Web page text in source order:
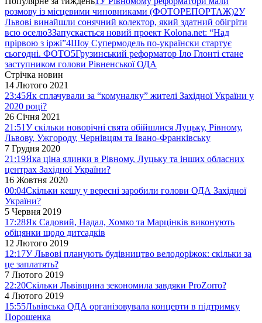
розмову із місцевими чиновниками (ФОТОРЕПОРТАЖ)2У
Львові винайшли сонячний колектор, який здатний обігріти
всю оселю3Запускається новий проект Kolona.net: “Над
прірвою з іржі”4Шоу Супермодель по-українски стартує
сьогодні. ФОТО5Грузинський реформатор Іло Глонті стане
заступником голови Рівненської ОДА
Стрічка новин
14 Лютого 2021
23:45Як сплачували за “комуналку” жителі Західної України у
2020 році?
26 Січня 2021
21:51У скільки новорічні свята обійшлися Луцьку, Рівному,
Львову, Ужгороду, Чернівцям та Івано-Франківську
7 Грудня 2020
21:19Яка ціна ялинки в Рівному, Луцьку та інших обласних
центрах Західної України?
16 Жовтня 2020
00:04Скільки кешу у вересні заробили голови ОДА Західної
України?
5 Червня 2019
17:28Як Садовий, Надал, Хомко та Марцінків виконують
обіцянки щодо дитсадків
12 Лютого 2019
12:17У Львові планують будівництво велодоріжок: скільки за
це заплатять?
7 Лютого 2019
22:20Скільки Львівщина зекономила завдяки ProZorro?
4 Лютого 2019
15:55Львівська ОДА організовувала концерти в підтримку
Порошенка